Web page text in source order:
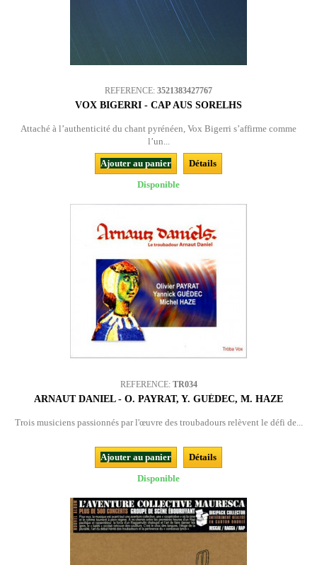
REFERENCE: 3521383427767
VOX BIGERRI - CAP AUS SORELHS
Attaché à l’authenticité du chant pyrénéen, Vox Bigerri s’affirme comme
l’un...
Ajouter au panier
Détails
Disponible
REFERENCE: TR034
ARNAUT DANIEL - O. PAYRAT, Y. GUÉDEC, M. HAZE
Trois musiciens passionnés par l'œuvre des troubadours relèvent le défi de...
Ajouter au panier
Détails
Disponible